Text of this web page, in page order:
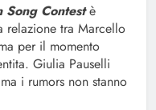
Song Contestè
relazione tra Marcello
per il momento
Giulia Pauselli
i rumors non stanno